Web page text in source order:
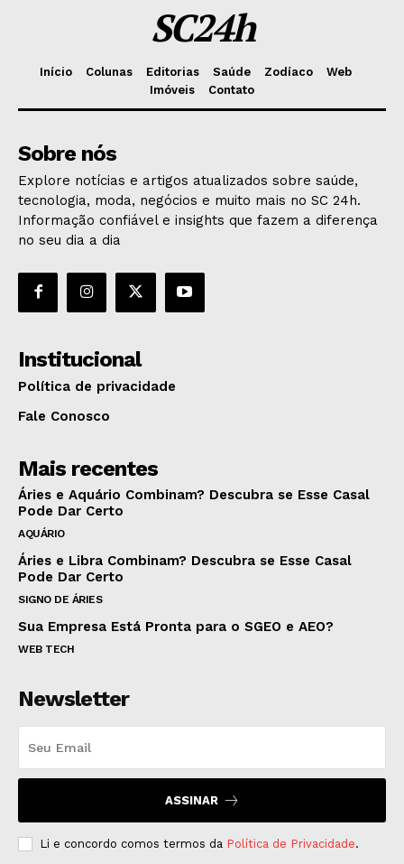
SC24h
Início Colunas Editorias Saúde Zodíaco
Web
Imóveis
Contato
Sobre nós
Explore notícias e artigos atualizados sobre saúde,
tecnologia, moda, negócios e muito mais no SC 24h.
Informação confiável e insights que fazem a diferença
no seu dia a dia
Institucional
Política de privacidade
Fale Conosco
Mais recentes
Áries e Aquário Combinam? Descubra se Esse Casal
Pode Dar Certo
AQUÁRIO
Áries e Libra Combinam? Descubra se Esse Casal
Pode Dar Certo
SIGNO DE ÁRIES
Sua Empresa Está Pronta para o SGEO e AEO?
WEB TECH
Newsletter
ASSINAR
Li e concordo comos termos da Política de Privacidade.